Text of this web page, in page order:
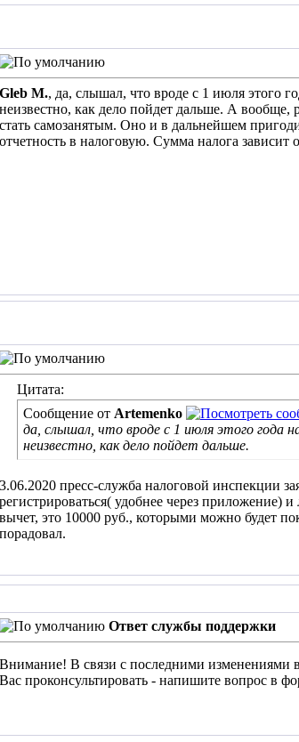
Gleb M., да, слышал, что вроде с 1 июля этого
неизвестно, как дело пойдет дальше. А вообще,
стать самозанятым. Оно и в дальнейшем
отчетность в налоговую. Сумма налога
Цитата:
Сообщение от Artemenko
да, слышал, что вроде с 1 июля этого года
неизвестно, как дело пойдет дальше.
3.06.2020 пресс-служба налоговой инспекции
регистрироваться( удобнее через
вычет, это 10000 руб., которыми можно будет
порадовал.
Ответ службы поддержки
Внимание! В связи с последними изменениями
Вас проконсультировать - напишите вопрос в